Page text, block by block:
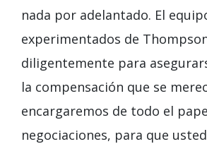
nada por adelantado. El
experimentados de
diligentemente para
la compensación que se
encargaremos de todo el
negociaciones, para que